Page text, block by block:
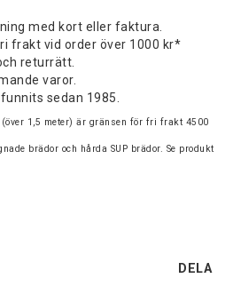
med kort eller faktura.
frakt vid order över 1000 kr*
returrätt.
varor.
sedan 1985.
1,5 meter) är gränsen för fri frakt 4500
brädor och hårda SUP brädor. Se produkt
DELA